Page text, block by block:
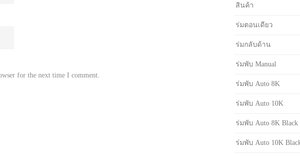
for the next time I comment.
สินค้า
ร่มตอนเดียว
ร่มกลับด้าน
ร่มพับ Manual
ร่มพับ Auto 8K
ร่มพับ Auto 10K
ร่มพับ Auto 8K Black
ร่มพับ Auto 10K